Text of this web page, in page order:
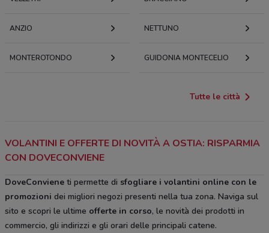
ANZIO NETTUNO
MONTEROTONDO GUIDONIA MONTECELIO
Tutte le città
VOLANTINI E OFFERTE DI NOVITÀ A OSTIA: RISPARMIA
CON DOVECONVIENE
DoveConviene ti permette di sfogliare i volantini online con le
promozioni dei migliori negozi presenti nella tua zona. Naviga sul
sito e scopri le ultime offerte in corso, le novità dei prodotti in
commercio, gli indirizzi e gli orari delle principali catene.